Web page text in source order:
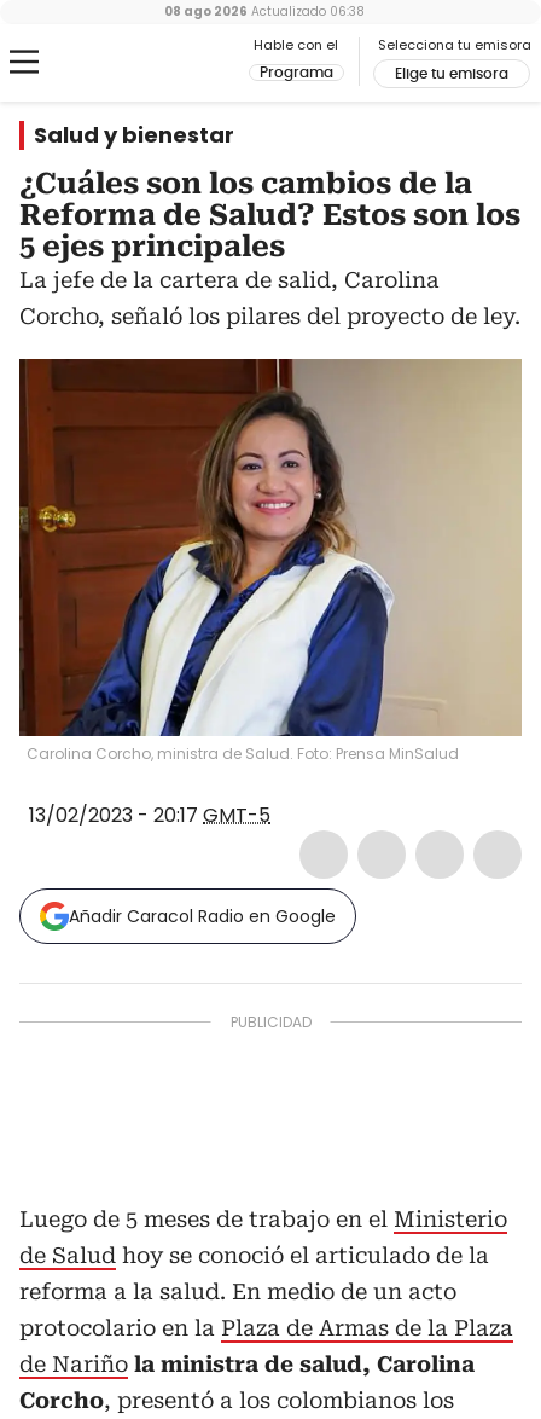
Hable con el
Programa
Selecciona tu emisora
Elige tu emisora
08 ago 2026 Actualizado 06:38
Salud y bienestar
¿Cuáles son los cambios de la
Reforma de Salud? Estos son los
5 ejes principales
La jefe de la cartera de salid, Carolina
Corcho, señaló los pilares del proyecto de ley.
Carolina Corcho, ministra de Salud. Foto: Prensa MinSalud
13/02/2023 - 20:17 GMT-5
Añadir Caracol Radio en Google
Luego de 5 meses de trabajo en el Ministerio
de Salud hoy se conoció el articulado de la
reforma a la salud. En medio de un acto
protocolario en la Plaza de Armas de la Plaza
de Nariño la ministra de salud, Carolina
Corcho, presentó a los colombianos los